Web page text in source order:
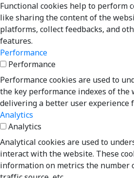
Functional cookies help to perform
like sharing the content of the
platforms, collect feedbacks, and
features.
Performance
Performance
Performance cookies are used to
the key performance indexes of
delivering a better user experience
Analytics
Analytics
Analytical cookies are used to
interact with the website. These
information on metrics the number